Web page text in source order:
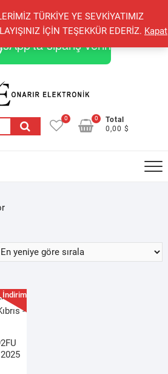
TÜRKİYE YE SEVKİYATIMIZ
İÇİN TEŞEKKÜR EDERİZ. Kapat
25 53
sipariş verin
Ara:
0
Total
0,00 $
0
İndirim!